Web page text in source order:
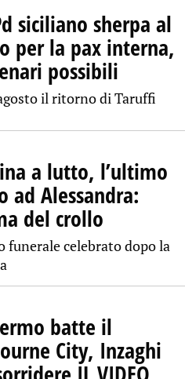
siciliano sherpa al
per la pax interna,
possibili
il ritorno di Taruffi
a lutto, l’ultimo
ad Alessandra:
del crollo
funerale celebrato dopo la
batte il
City, Inzaghi